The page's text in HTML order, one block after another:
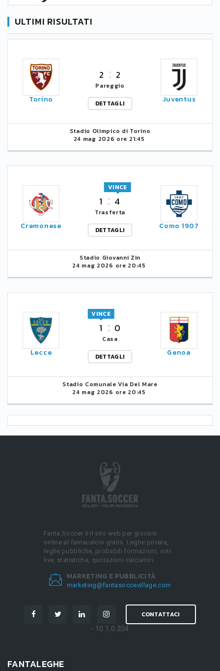
ULTIMI RISULTATI
Torino
2 2
Pareggio
DETTAGLI
Juventus
Stadio Olimpico di Torino
24 mag 2026 ore 21:45
Cremonese
1 4
VINCE
Trasferta
DETTAGLI
Como 1907
Stadio Giovanni Zin
24 mag 2026 ore 20:45
Lecce
1
VINCE
0
Casa
DETTAGLI
Genoa
Stadio Comunale Via Del Mare
24 mag 2026 ore 20:45
Fanta.Soccer è il sito web per giocare
online al fantacalcio gratis. Leghe private,
leghe pubbliche, probabili formazioni, voti
live, statistiche, quotazioni calciatori.
MARKETING E PUBBLICITÀ
marketing@fantasoccevillage.com
CONTATTACI
- 10.1.0.204
FANTALEGHE